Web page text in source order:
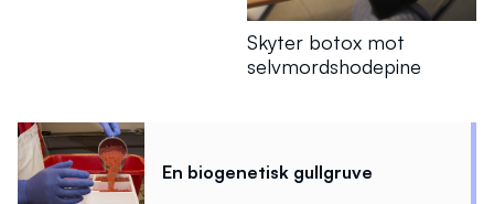
Skyter botox mot
selvmordshodepine
En biogenetisk gullgruve